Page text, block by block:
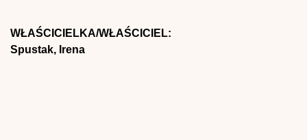
WŁAŚCICIELKA/WŁAŚCICIEL:
Spustak, Irena